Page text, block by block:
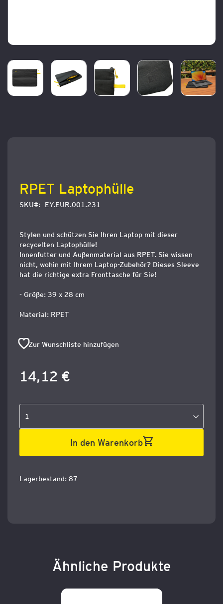
RPET Laptophülle
SKU EY.EUR.001.231
Stylen und schützen Sie Ihren Laptop mit dieser
recycelten Laptophülle!
Innenfutter und Außenmaterial aus RPET. Sie wissen
nicht, wohin mit Ihrem Laptop-Zubehör? Dieses Sleeve
hat die richtige extra Fronttasche für Sie!
- Größe: 39 x 28 cm
Material: RPET
Zur Wunschliste hinzufügen
14,12 €
In den Warenkorb
Lagerbestand: 87
Ähnliche Produkte